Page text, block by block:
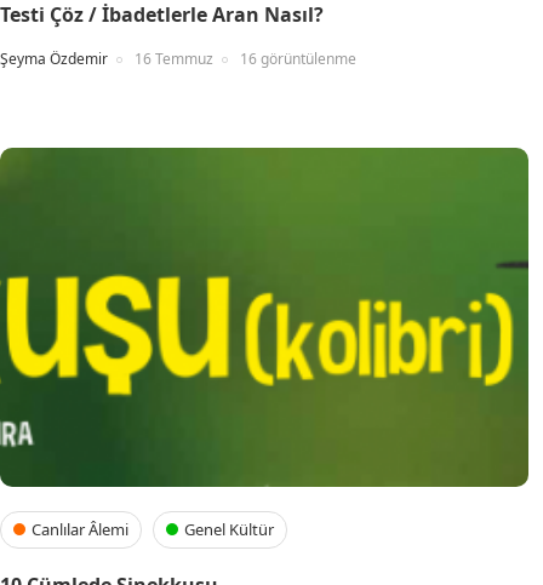
Testi Çöz / İbadetlerle Aran Nasıl?
Şeyma Özdemir 16 Temmuz 16 görüntülenme
Canlılar Âlemi Genel Kültür